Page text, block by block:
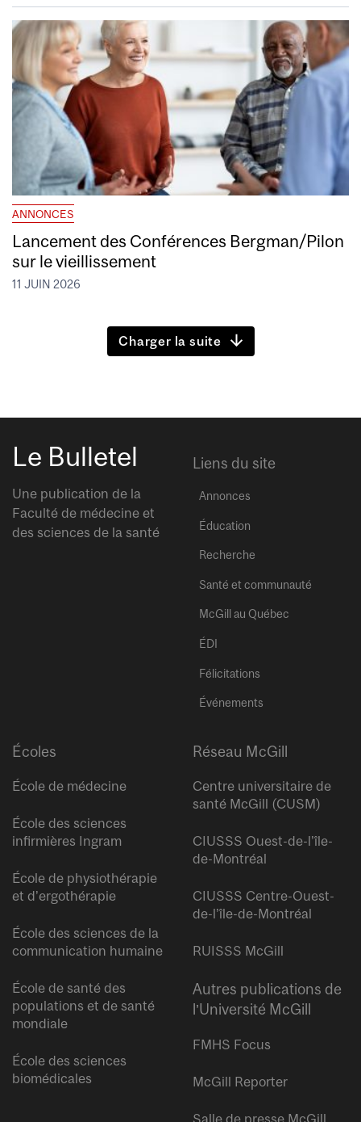
ANNONCES
Lancement des Conférences Bergman/Pilon
sur le vieillissement
11 JUIN 2026
Charger la suite
Le Bulletel
Une publication de la
Faculté de médecine et
des sciences de la santé
Liens du site
Annonces
Éducation
Recherche
Santé et communauté
McGill au Québec
ÉDI
Félicitations
Événements
Écoles
École de médecine
École des sciences
infirmières Ingram
École de physiothérapie
et d’ergothérapie
École des sciences de la
communication humaine
École de santé des
populations et de santé
mondiale
École des sciences
biomédicales
Réseau McGill
Centre universitaire de
santé McGill (CUSM)
CIUSSS Ouest-de-l’île-
de-Montréal
CIUSSS Centre-Ouest-
de-l’île-de-Montréal
RUISSS McGill
Autres publications de
l’Université McGill
FMHS Focus
McGill Reporter
Salle de presse McGill